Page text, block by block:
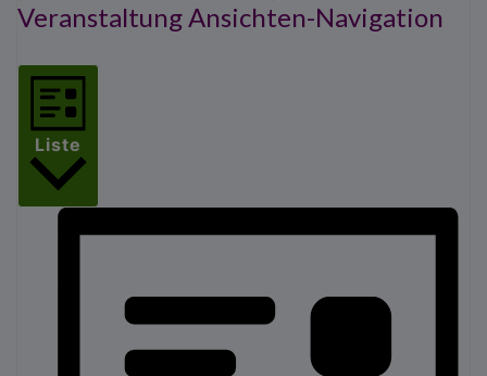
Veranstaltung Ansichten-Navigation
Liste